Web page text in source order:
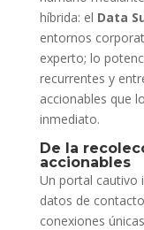
híbrida: el Data
entornos
experto; lo
recurrentes y
accionables que
inmediato.
De la
accionables
Un portal cautivo
datos de
conexiones